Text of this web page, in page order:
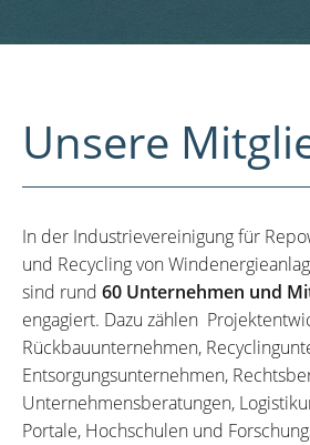
Unsere
In der Industrievereinigung für
und Recycling von
sind rund 60 Unternehmen und
engagiert. Dazu zählen
Rückbauunternehmen,
Entsorgungsunternehmen,
Unternehmensberatungen,
Portale, Hochschulen und